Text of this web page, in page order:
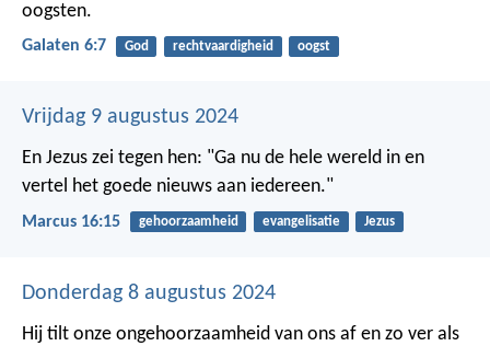
oogsten.
Galaten 6:7 God rechtvaardigheid oogst
Vrijdag 9 augustus 2024
En Jezus zei tegen hen: "Ga nu de hele wereld in en
vertel het goede nieuws aan iedereen."
Marcus 16:15 gehoorzaamheid evangelisatie Jezus
Donderdag 8 augustus 2024
Hij tilt onze ongehoorzaamheid van ons af en zo ver als